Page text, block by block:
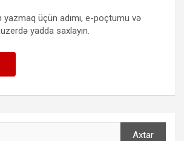
üçün adımı, e-poçtumu və
yadda saxlayın.
Axtar